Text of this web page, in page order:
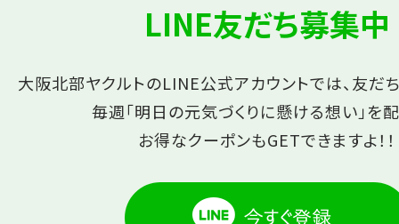
LINE友だち募集中
大阪北部ヤクルトのLINE公式アカウントでは、友だ
毎週「明日の元気づくりに懸ける想い」を
お得なクーポンもGETできますよ！！